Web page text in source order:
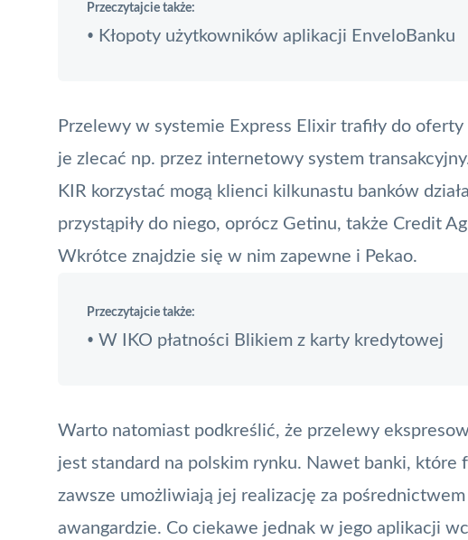
Przeczytajcie także:
• Kłopoty użytkowników aplikacji EnveloBanku
Przelewy w systemie Express Elixir trafiły do
je zlecać np. przez internetowy system transakcyjny
KIR korzystać mogą klienci kilkunastu banków
przystąpiły do niego, oprócz Getinu, także Credit
Wkrótce znajdzie się w nim zapewne i Pekao.
Przeczytajcie także:
• W IKO płatności Blikiem z karty kredytowej
Warto natomiast podkreślić, że przelewy
jest standard na polskim rynku. Nawet banki, które
zawsze umożliwiają jej realizację za
awangardzie. Co ciekawe jednak w jego aplikacji